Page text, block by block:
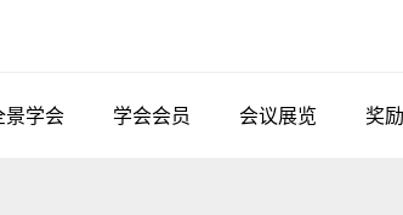
景学会 学会会员 会议展览 奖